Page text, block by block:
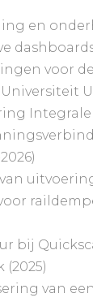
en
voor
Integrale
bij
(2025)
van